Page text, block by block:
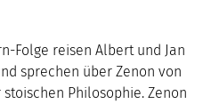
Folge reisen Albert und Jan
sprechen über Zenon von
Philosophie. Zenon